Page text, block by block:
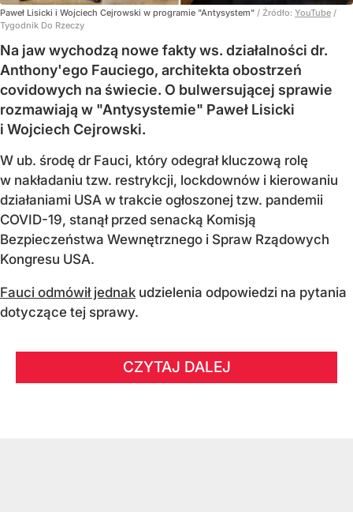
Paweł Lisicki i Wojciech Cejrowski w programie "Antysystem" / Źródło: YouTube /
Tygodnik Do Rzeczy
Na jaw wychodzą nowe fakty ws. działalności dr.
Anthony'ego Fauciego, architekta obostrzeń
covidowych na świecie. O bulwersującej sprawie
rozmawiają w "Antysystemie" Paweł Lisicki
i Wojciech Cejrowski.
W ub. środę dr Fauci, który odegrał kluczową rolę
w nakładaniu tzw. restrykcji, lockdownów i kierowaniu
działaniami USA w trakcie ogłoszonej tzw. pandemii
COVID-19, stanął przed senacką Komisją
Bezpieczeństwa Wewnętrznego i Spraw Rządowych
Kongresu USA.
Fauci odmówił jednak udzielenia odpowiedzi na pytania
dotyczące tej sprawy.
CZYTAJ DALEJ